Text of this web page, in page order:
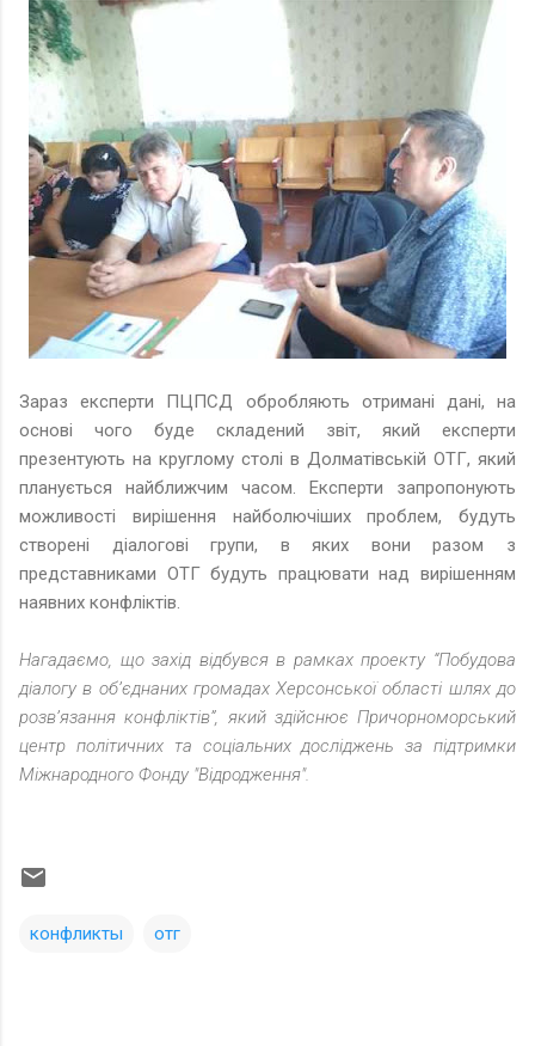
Зараз експерти ПЦПСД обробляють отримані дані, на
основі чого буде складений звіт, який експерти
презентують на круглому столі в Долматівській ОТГ, який
планується найближчим часом. Експерти запропонують
можливості вирішення найболючіших проблем, будуть
створені діалогові групи, в яких вони разом з
представниками ОТГ будуть працювати над вирішенням
наявних конфліктів.
Нагадаємо, що захід відбувся в рамках проекту “Побудова
діалогу в об’єднаних громадах Херсонської області шлях до
розв’язання конфліктів”, який здійснює Причорноморський
центр політичних та соціальних досліджень за підтримки
Міжнародного Фонду "Відродження".
конфликты отг